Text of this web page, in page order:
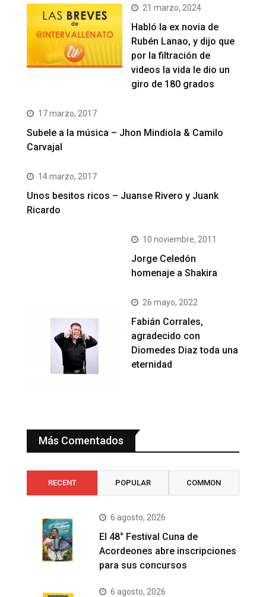
21 marzo, 2024
Habló la ex novia de
Rubén Lanao, y dijo que
por la filtración de
videos la vida le dio un
giro de 180 grados
17 marzo, 2017
Subele a la música – Jhon Mindiola & Camilo
Carvajal
14 marzo, 2017
Unos besitos ricos – Juanse Rivero y Juank
Ricardo
10 noviembre, 2011
Jorge Celedón
homenaje a Shakira
26 mayo, 2022
Fabián Corrales,
agradecido con
Diomedes Diaz toda una
eternidad
Más Comentados
RECENT POPULAR COMMON
6 agosto, 2026
El 48° Festival Cuna de
Acordeones abre inscripciones
para sus concursos
6 agosto, 2026